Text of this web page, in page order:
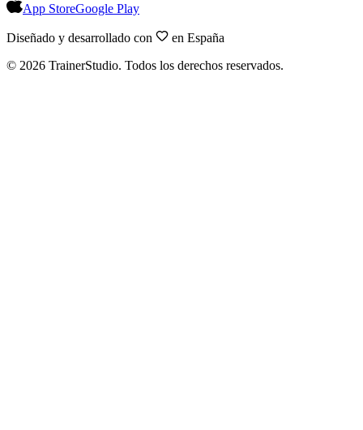
App StoreGoogle Play
Diseñado y desarrollado con
en España
© 2026 TrainerStudio. Todos los derechos reservados.